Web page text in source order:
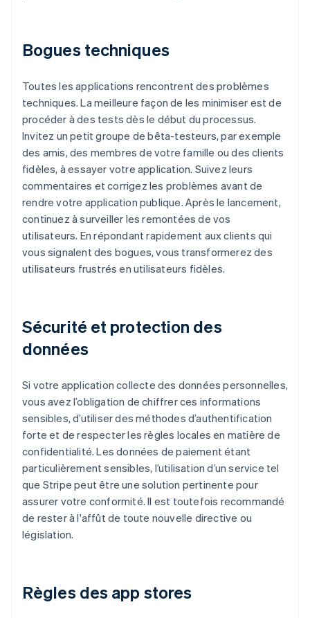
Bogues techniques
Toutes les applications rencontrent des problèmes
techniques. La meilleure façon de les minimiser est de
procéder à des tests dès le début du processus.
Invitez un petit groupe de bêta-testeurs, par exemple
des amis, des membres de votre famille ou des clients
fidèles, à essayer votre application. Suivez leurs
commentaires et corrigez les problèmes avant de
rendre votre application publique. Après le lancement,
continuez à surveiller les remontées de vos
utilisateurs. En répondant rapidement aux clients qui
vous signalent des bogues, vous transformerez des
utilisateurs frustrés en utilisateurs fidèles.
Sécurité et protection des
données
Si votre application collecte des données personnelles,
vous avez l’obligation de chiffrer ces informations
sensibles, d’utiliser des méthodes d’authentification
forte et de respecter les règles locales en matière de
confidentialité. Les données de paiement étant
particulièrement sensibles, l’utilisation d’un service tel
que Stripe peut être une solution pertinente pour
assurer votre conformité. Il est toutefois recommandé
de rester à l'affût de toute nouvelle directive ou
législation.
Règles des app stores